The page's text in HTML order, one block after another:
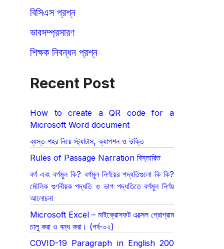
বিসিএস প্রশ্ন
ভাবসম্প্রসারণ
শিক্ষক নিবন্ধন প্রশ্ন
Recent Post
How to create a QR code for a
Microsoft Word document
ব্যস্ত শহর নিয়ে স্ট্যাটাস, ক্যাপশন ও উক্তি
Rules of Passage Narration বিস্তারিত
বর্গ এবং বর্গমূল কি? বর্গমূল নির্ণয়ের পদ্ধতিগুলো কি কি?
মৌলিক গুণনীয়ক পদ্ধতি ও ভাগ পদ্ধতিতে বর্গমূল নির্ণয়
আলোচনা
Microsoft Excel – মাইক্রোসফট এক্সেল প্রোগ্রাম
চালু করা ও বন্ধ করা। (পর্ব-০২)
COVID-19 Paragraph in English 200